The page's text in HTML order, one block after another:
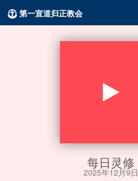
第一宣道归正教会
每日灵修
2025年12月9日